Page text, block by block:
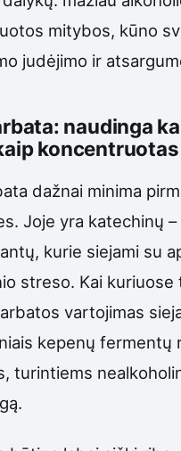
mitybos, kūno
judėjimo ir
naudinga
dažnai minima
Joje yra katechinų –
kurie siejami su
streso. Kai kuriuose
vartojimas
kepenų fermentų
turintiems